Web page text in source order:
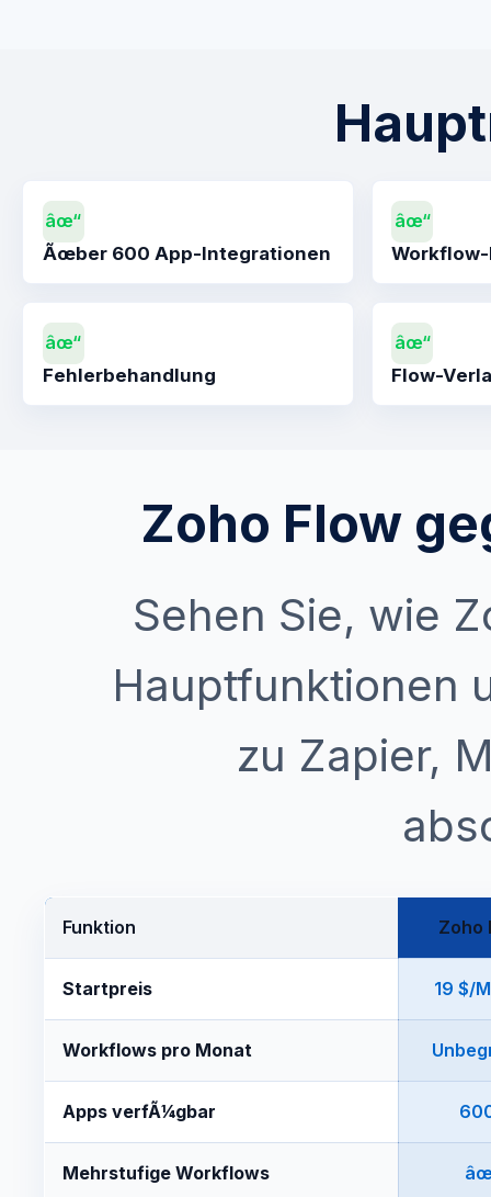
âœ“
Ãœber 600 App-Integrationen
âœ“
âœ“
Fehlerbehandlung
âœ“
Flow-
Zoho Flow
Sehen Sie, wie
Hauptfunktionen
zu Zapier,
Funktion Zoho
Startpreis 19 $/
Workflows pro Monat
Apps verfÃ¼gbar
Mehrstufige Workflows